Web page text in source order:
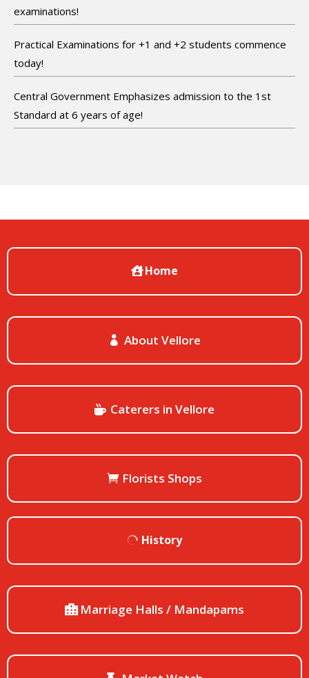
examinations!
Practical Examinations for +1 and +2 students commence
today!
Central Government Emphasizes admission to the 1st
Standard at 6 years of age!
Home
About Vellore
Caterers in Vellore
Florists Shops
History
Marriage Halls / Mandapams